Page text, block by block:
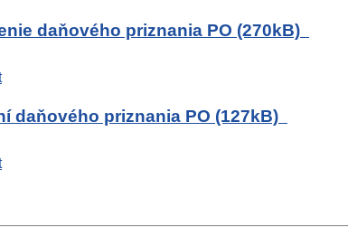
daňového priznania PO (270kB)
daňového priznania PO (127kB)